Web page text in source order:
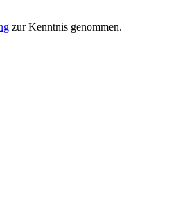
zur Kenntnis genommen.